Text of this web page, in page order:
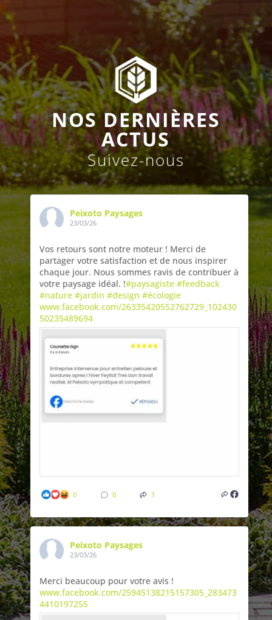
NOS DERNIÈRES
ACTUS
Suivez-nous
Peixoto Paysages
23/03/26
Vos retours sont notre moteur ! Merci de
partager votre satisfaction et de nous inspirer
chaque jour. Nous sommes ravis de contribuer à
votre paysage idéal. !#paysagiste #feedback
#nature #jardin #design #écologie
www.facebook.com/26335420552762729_102430
50235489694
0 0 1
Peixoto Paysages
23/03/26
Merci beaucoup pour votre avis !
www.facebook.com/25945138215157305_283473
4410197255